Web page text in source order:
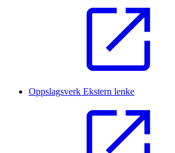
Oppslagsverk Ekstern lenke